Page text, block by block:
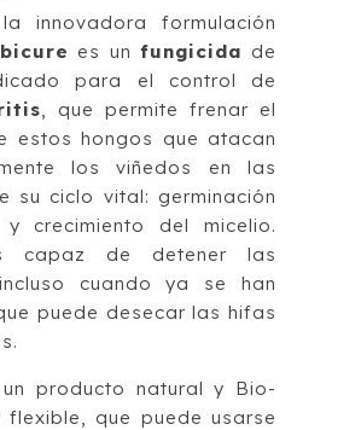
innovadora formulación
es un fungicida de
para el control de
, que permite frenar el
estos hongos que atacan
los viñedos en las
su ciclo vital: germinación
crecimiento del micelio.
capaz de detener las
cuando ya se han
puede desecar las hifas
producto natural y Bio-
flexible, que puede usarse